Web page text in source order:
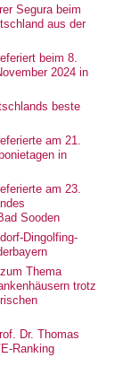
Segura beim
aus der
beim 8.
2024 in
beste
am 21.
in
am 23.
Sooden
Dingolfing-
Thema
trotz
Dr. Thomas
Ranking